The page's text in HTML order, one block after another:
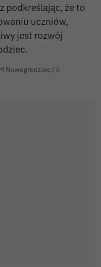
podkreślając, że to
uczniów,
jest rozwój
Nowogrodziec / ii